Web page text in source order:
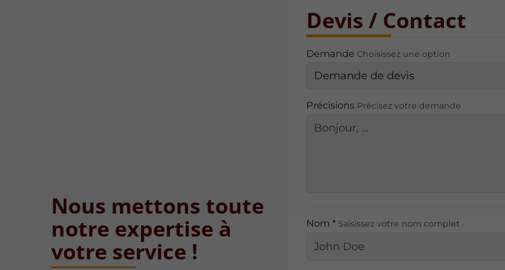
Nous mettons toute
notre expertise à
votre service !
Devis / Contact
Demande Choisissez une option
Précisions Précisez votre demande
Nom * Saisissez votre nom complet